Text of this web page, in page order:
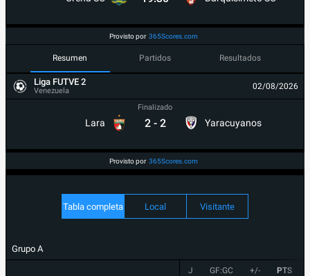
Provisto por 365Scores.com
Resumen Partidos Resultados
Liga FUTVE 2
Venezuela 02/08/2026
Lara
Finalizado
2 - 2 Yaracuyanos
Provisto por 365Scores.com
Tabla completa Local Visitante
Grupo A
J GF:GC +/- PTS